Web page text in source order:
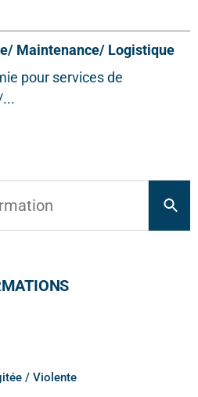
Maintenance/ Logistique
pour services de
/ Violente